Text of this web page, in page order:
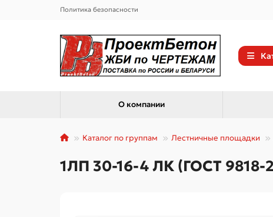
Политика безопасности
О компании
Каталог по группам Лестничные площадки
1ЛП 30-16-4 ЛК (ГОСТ 9818-